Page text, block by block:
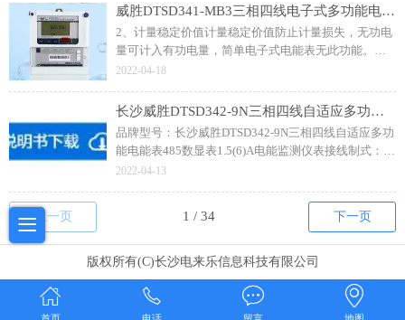
威胜DTSD341-MB3三相四线电子式多功能电能表
2、计量稳定价值计量稳定价值防止计量损失，无功电
量可计入有功电量，简单电子式电能表无此功能。通
过RS-485通讯抄表，可抄读各项电量数据，测量参
截取电量；
2022-04-18
长沙威胜DTSD342-9N三相四线自适应多功能电能表485数显表1.5(6)A电能监测仪表
品牌型号：长沙威胜DTSD342-9N三相四线自适应多功
能电能表485数显表1.5(6)A电能监测仪表接线制式：三
相四线制电流规格：3×1.5(6)A频率：50HZ通讯协议：
2022-04-13
上一页 下一页
版权所有(C)长沙电来乐信息科技有限公司